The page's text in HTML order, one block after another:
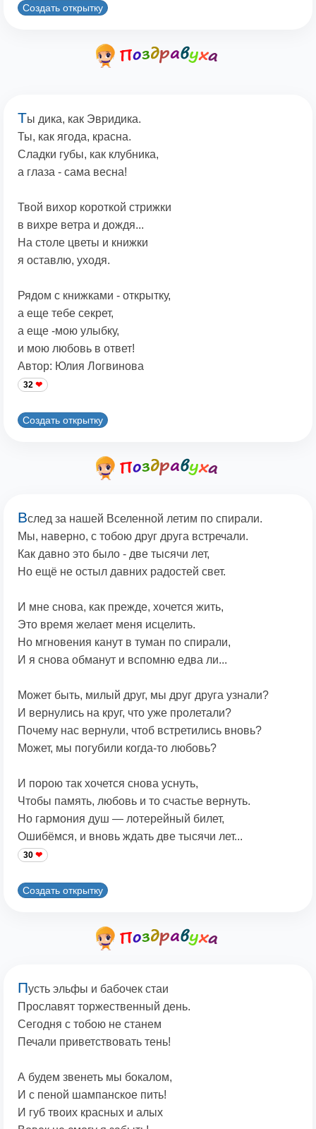
Создать открытку
Ты дика, как Эвридика.
Ты, как ягода, красна.
Сладки губы, как клубника,
а глаза - сама весна!
Твой вихор короткой стрижки
в вихре ветра и дождя...
На столе цветы и книжки
я оставлю, уходя.
Рядом с книжками - открытку,
а еще тебе секрет,
а еще -мою улыбку,
и мою любовь в ответ!
Автор: Юлия Логвинова
32
Создать открытку
Вслед за нашей Вселенной летим по спирали.
Мы, наверно, с тобою друг друга встречали.
Как давно это было - две тысячи лет,
Но ещё не остыл давних радостей свет.
И мне снова, как прежде, хочется жить,
Это время желает меня исцелить.
Но мгновения канут в туман по спирали,
И я снова обманут и вспомню едва ли...
Может быть, милый друг, мы друг друга узнали?
И вернулись на круг, что уже пролетали?
Почему нас вернули, чтоб встретились вновь?
Может, мы погубили когда-то любовь?
И порою так хочется снова уснуть,
Чтобы память, любовь и то счастье вернуть.
Но гармония душ — лотерейный билет,
Ошибёмся, и вновь ждать две тысячи лет...
30
Создать открытку
Пусть эльфы и бабочек стаи
Прославят торжественный день.
Сегодня с тобою не станем
Печали приветствовать тень!
А будем звенеть мы бокалом,
И с пеной шампанское пить!
И губ твоих красных и алых